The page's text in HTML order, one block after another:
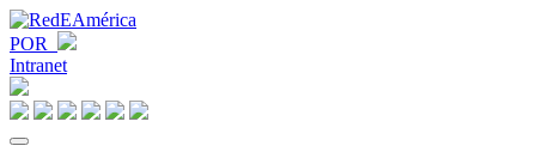
POR
Intranet